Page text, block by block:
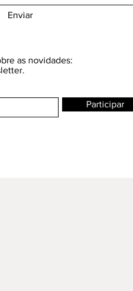
Enviar
as novidades:
Participar